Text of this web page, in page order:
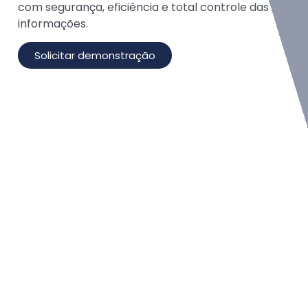
com segurança, eficiência e total controle das
informações.
Solicitar demonstração